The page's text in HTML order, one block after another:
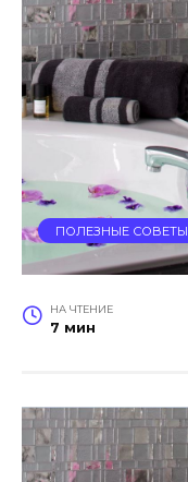
ПОЛЕЗНЫЕ СОВЕТЫ
НА ЧТЕНИЕ
7 мин